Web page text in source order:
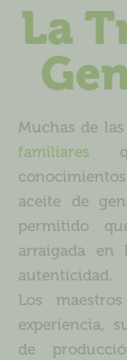
La
Muchas de las
familiares
aceite de
permitido
arraigada
autenticidad.
Los
experiencia,
de